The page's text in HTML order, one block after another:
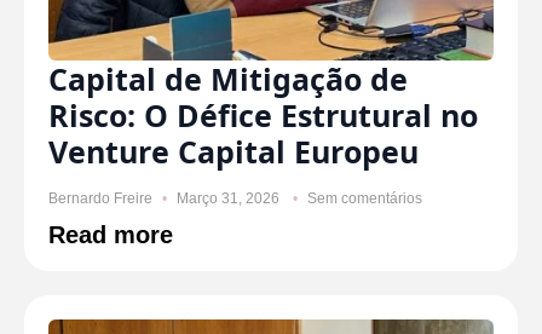
Capital de Mitigação de
Risco: O Défice Estrutural no
Venture Capital Europeu
Bernardo Freire Março 31, 2026 Sem comentários
Read more